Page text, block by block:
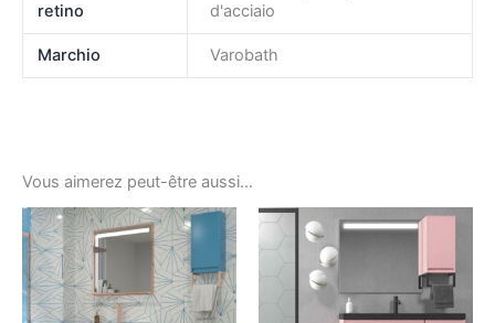
retino
d'acciaio
Marchio Varobath
Vous aimerez peut-être aussi…